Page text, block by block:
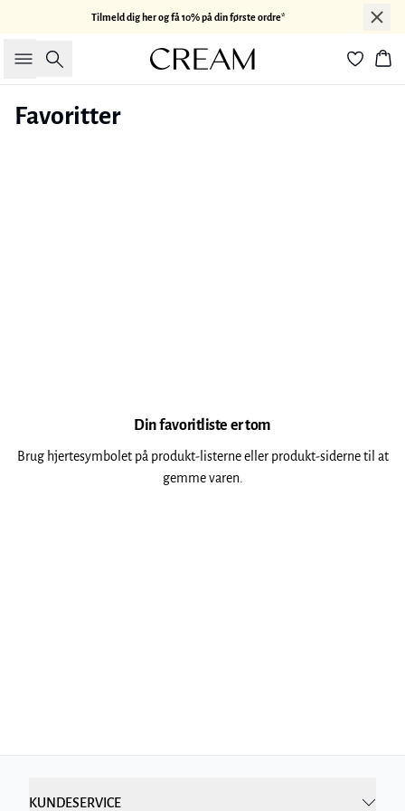
Tilmeld dig her og få 10% på din første ordre*
Søg
Favoritter
Din favoritliste er tom
Brug hjertesymbolet på produkt-listerne eller produkt-siderne til at
gemme varen.
KUNDESERVICE